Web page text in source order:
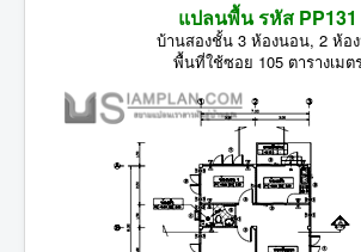
แปลนพื้น รหัส PP131
บ้านสองชั้น 3 ห้องนอน, 2 ห้อ
พื้นที่ใช้ซอย 105 ตารางเมต